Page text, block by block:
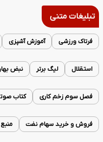
تبلیغات متنی
فرتاک ورزشی آموزش آشپزی
استقلال لیگ برتر نبض
فصل سوم زخم کاری کتاب
فروش و خرید سهام نفت منبع